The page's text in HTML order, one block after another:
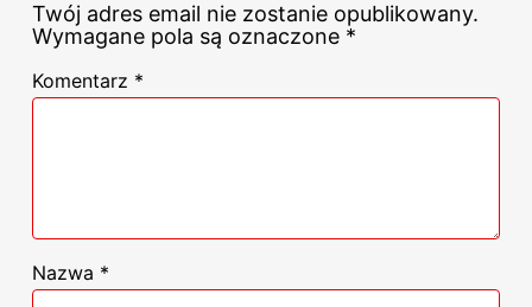
Twój adres email nie zostanie opublikowany.
Wymagane pola są oznaczone *
Komentarz *
Nazwa *